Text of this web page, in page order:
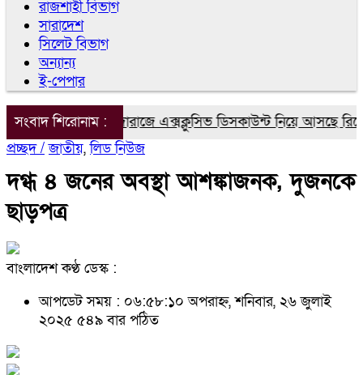
রাজশাহী বিভাগ
সারাদেশ
সিলেট বিভাগ
অন্যান্য
ই-পেপার
সংবাদ শিরোনাম :জন্য দারাজে এক্সক্লুসিভ ডিসকাউন্ট নিয়ে আসছে
প্রচ্ছদ / জাতীয়,লিড নিউজ
দগ্ধ ৪ জনের অবস্থা আশঙ্কাজনক, দুজনকে
ছাড়পত্র
বাংলাদেশ কণ্ঠ ডেস্ক :
আপডেট সময় : ০৬:৫৮:১০ অপরাহ্ন, শনিবার, ২৬ জুলাই
২০২৫ ৫৪৯ বার পঠিত